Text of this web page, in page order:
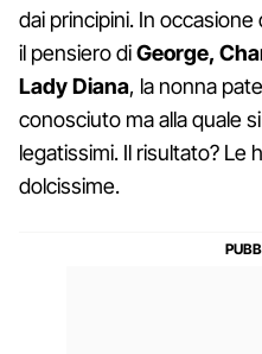
dai principini. In
il pensiero diGeorge,
Lady Diana, la nonna
conosciuto ma alla quale
legatissimi. Il risultato? Le
dolcissime.